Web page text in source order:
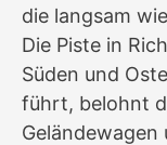
die langsam
Die Piste in
Süden und
führt, belohnt
Geländewagen